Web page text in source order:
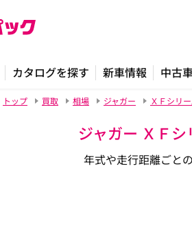
カタログを探す 新車情報 中古
トップ 買取 相場 ジャガー ＸＦシリ
ジャガー ＸＦ
年式や走行距離ごと